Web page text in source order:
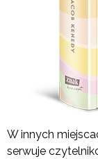
W innych
serwuje